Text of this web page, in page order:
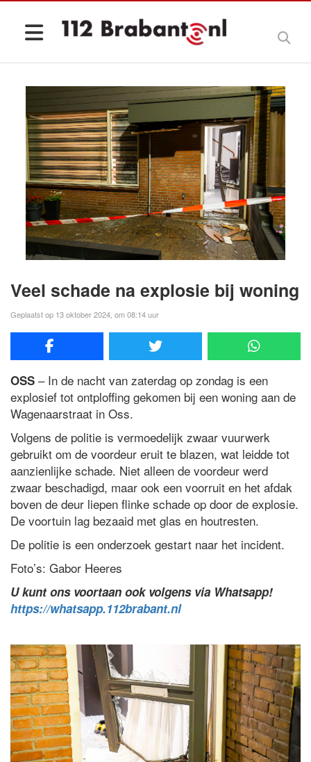
Veel schade na explosie bij woning
Geplaatst op 13 oktober 2024, om 08:14 uur
OSS – In de nacht van zaterdag op zondag is een
explosief tot ontploffing gekomen bij een woning aan de
Wagenaarstraat in Oss.
Volgens de politie is vermoedelijk zwaar vuurwerk
gebruikt om de voordeur eruit te blazen, wat leidde tot
aanzienlijke schade. Niet alleen de voordeur werd
zwaar beschadigd, maar ook een voorruit en het afdak
boven de deur liepen flinke schade op door de explosie.
De voortuin lag bezaaid met glas en houtresten.
De politie is een onderzoek gestart naar het incident.
Foto’s: Gabor Heeres
U kunt ons voortaan ook volgens via Whatsapp!
https://whatsapp.112brabant.nl